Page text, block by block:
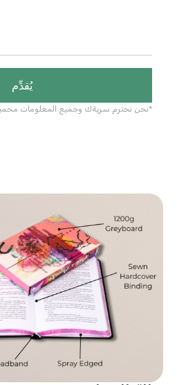
يُقدِّم
*نحن نحترم سريةك وجميع المعلومات محمية.